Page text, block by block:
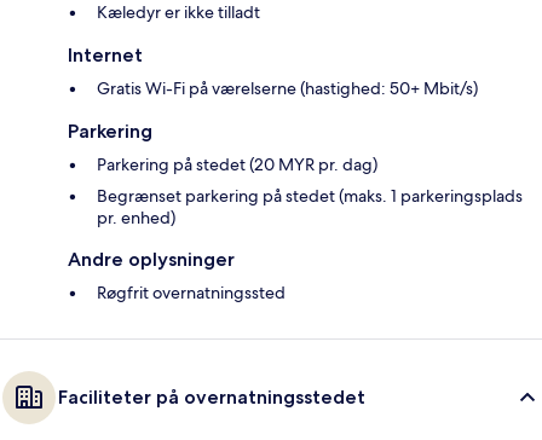
Kæledyr er ikke tilladt
Internet
Gratis Wi-Fi på værelserne (hastighed: 50+ Mbit/s)
Parkering
Parkering på stedet (20 MYR pr. dag)
Begrænset parkering på stedet (maks. 1 parkeringsplads
pr. enhed)
Andre oplysninger
Røgfrit overnatningssted
Faciliteter på overnatningsstedet